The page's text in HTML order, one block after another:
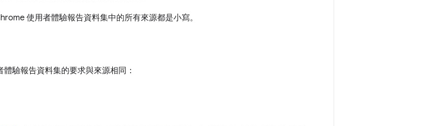
使用者體驗報告資料集中的所有來源都是小寫。
驗報告資料集的要求與來源相同：